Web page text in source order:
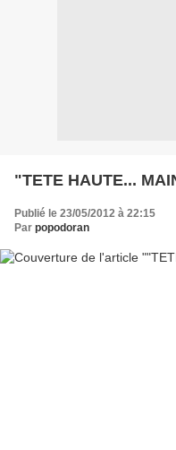
"TETE HAUTE...
Publié le 23/05/2012 à 22:15
Par popodoran